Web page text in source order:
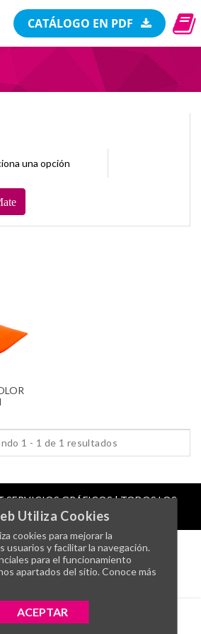
CATÁLOGO EN PDF
Utiliza Cookies
cookies para mejorar la
usuarios y facilitar la navegación.
para el funcionamiento
apartados del sitio. Conoce más
ACEPTAR
1 - 1 de 1 resultados
GRÁFICOS | TODOS LOS
RESERVADOS